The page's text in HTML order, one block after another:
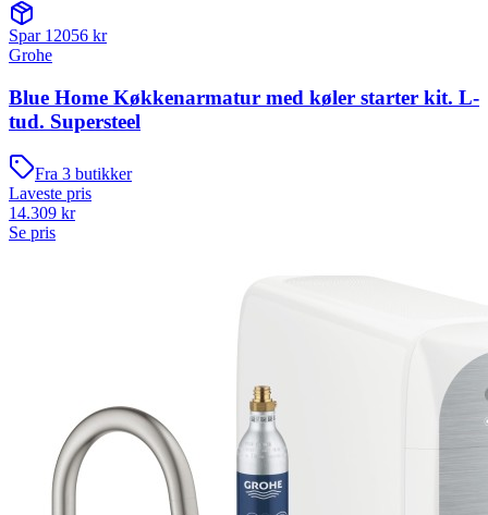
Spar 12056 kr
Grohe
Blue Home Køkkenarmatur med køler starter kit. L-
tud. Supersteel
Fra 3 butikker
Laveste pris
14.309 kr
Se pris